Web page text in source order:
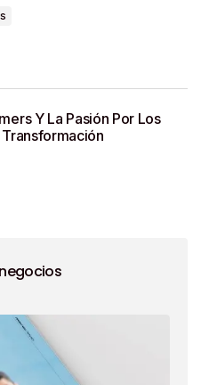
Y La Pasión Por Los